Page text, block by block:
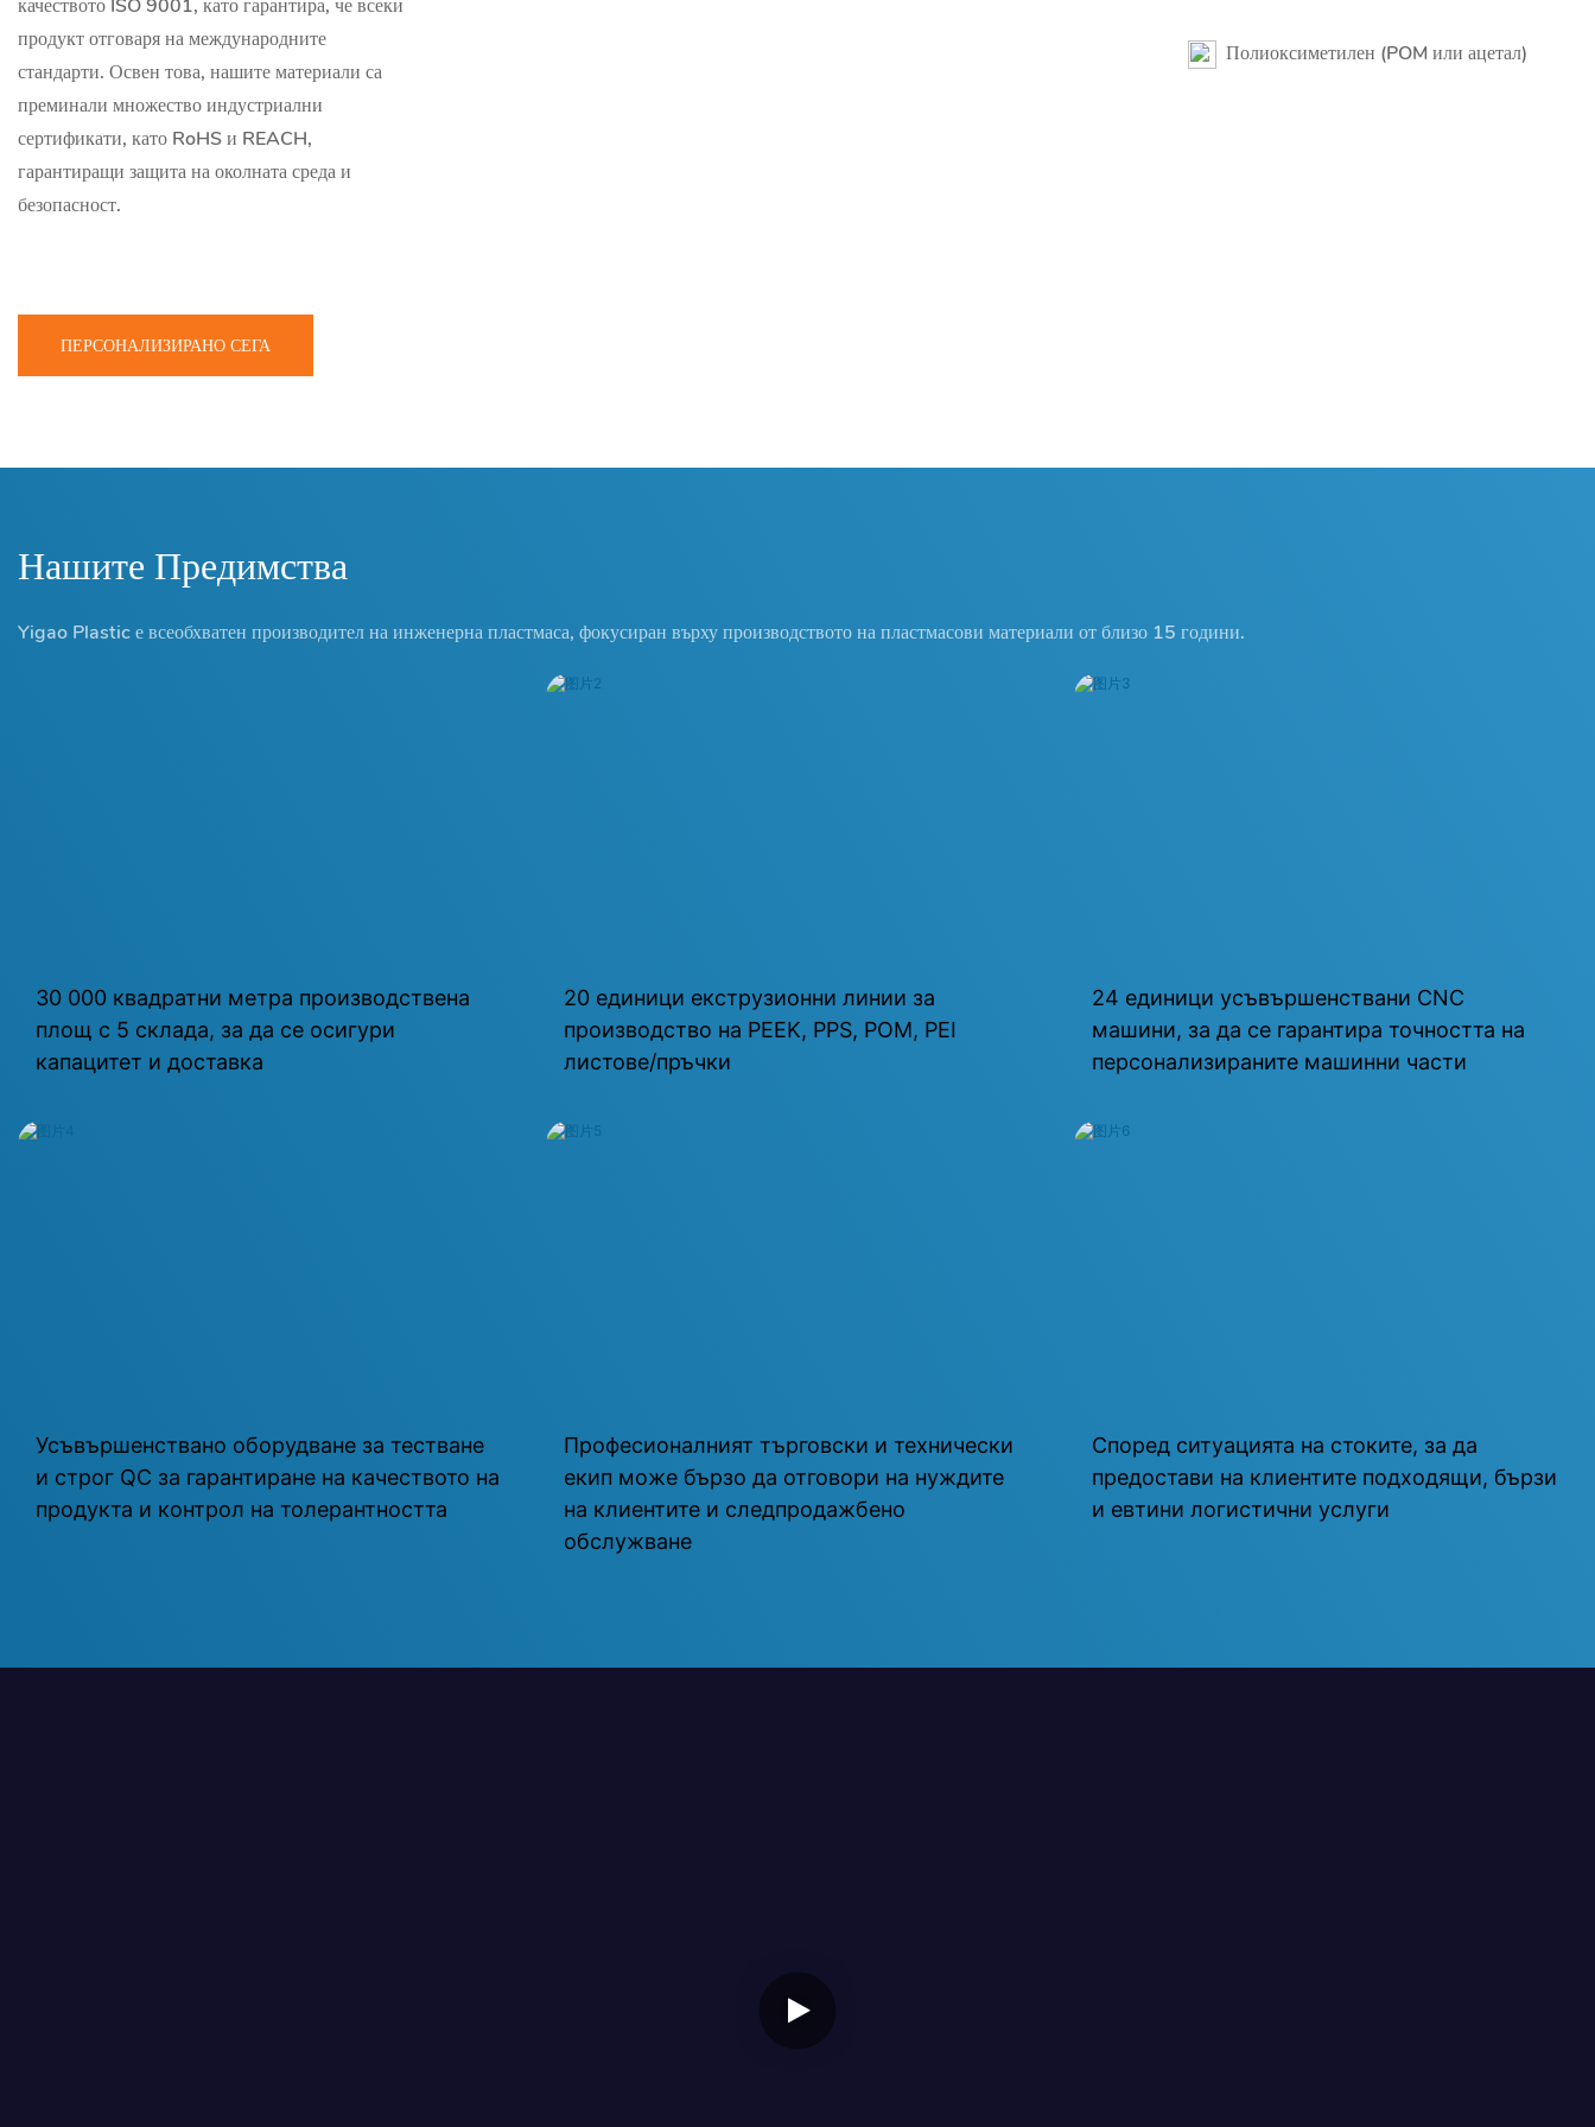
качеството ISO 9001, като гарантира, че всеки
продукт отговаря на международните
стандарти. Освен това, нашите материали са
преминали множество индустриални
сертификати, като RoHS и REACH,
гарантиращи защита на околната среда и
безопасност.
ПЕРСОНАЛИЗИРАНО СЕГА
Полиоксиметилен (POM или ацетал)
Нашите Предимства
Yigao Plastic е всеобхватен производител на инженерна пластмаса, фокусиран върху производството на пластмасови материали от близо 15 години.
30 000 квадратни метра производствена
площ с 5 склада, за да се осигури
капацитет и доставка
20 единици екструзионни линии за
производство на PEEK, PPS, POM, PEI
листове/пръчки
24 единици усъвършенствани CNC
машини, за да се гарантира точността на
персонализираните машинни части
Усъвършенствано оборудване за тестване
и строг QC за гарантиране на качеството на
продукта и контрол на толерантността
Професионалният търговски и технически
екип може бързо да отговори на нуждите
на клиентите и следпродажбено
обслужване
Според ситуацията на стоките, за да
предостави на клиентите подходящи, бързи
и евтини логистични услуги